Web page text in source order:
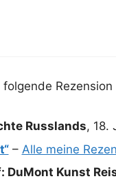
Rezension
Russlands, 18.
– Alle meine
DuMont Kunst